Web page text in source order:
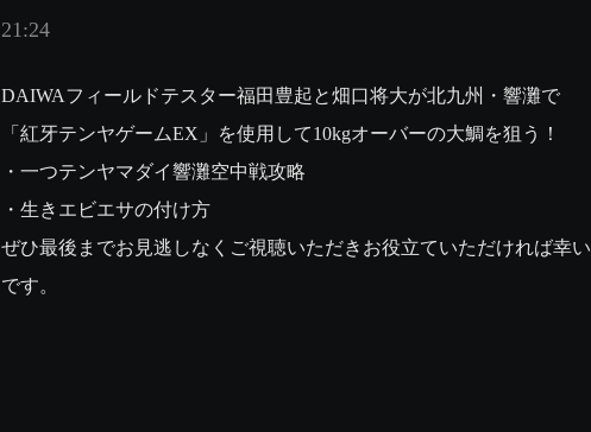
21:24
DAIWAフィールドテスター福田豊起と畑口将大が北九州・響灘で
「紅牙テンヤゲームEX」を使用して10kgオーバーの大鯛を狙う！
・一つテンヤマダイ響灘空中戦攻略
・生きエビエサの付け方
ぜひ最後までお見逃しなくご視聴いただきお役立ていただければ幸い
です。